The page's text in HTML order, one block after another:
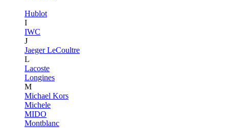
Hublot
I
IWC
J
Jaeger LeCoultre
L
Lacoste
Longines
M
Michael Kors
Michele
MIDO
Montblanc